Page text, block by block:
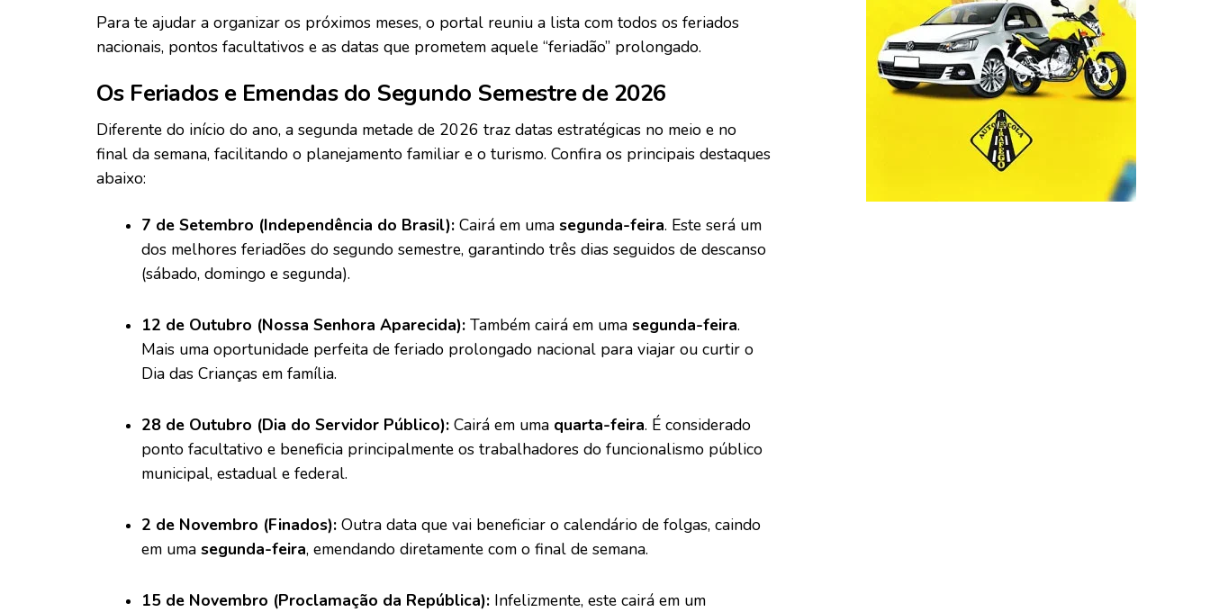
Para te ajudar a organizar os próximos meses, o portal reuniu a lista com todos os feriados
nacionais, pontos facultativos e as datas que prometem aquele “feriadão” prolongado.
Os Feriados e Emendas do Segundo Semestre de 2026
Diferente do início do ano, a segunda metade de 2026 traz datas estratégicas no meio e no
final da semana, facilitando o planejamento familiar e o turismo. Confira os principais destaques
abaixo:
7 de Setembro (Independência do Brasil): Cairá em uma segunda-feira. Este será um
dos melhores feriadões do segundo semestre, garantindo três dias seguidos de descanso
(sábado, domingo e segunda).
12 de Outubro (Nossa Senhora Aparecida): Também cairá em uma segunda-feira.
Mais uma oportunidade perfeita de feriado prolongado nacional para viajar ou curtir o
Dia das Crianças em família.
28 de Outubro (Dia do Servidor Público): Cairá em uma quarta-feira. É considerado
ponto facultativo e beneficia principalmente os trabalhadores do funcionalismo público
municipal, estadual e federal.
2 de Novembro (Finados): Outra data que vai beneficiar o calendário de folgas, caindo
em uma segunda-feira, emendando diretamente com o final de semana.
15 de Novembro (Proclamação da República): Infelizmente, este cairá em um